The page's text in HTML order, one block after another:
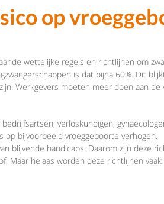
op
wettelijke regels en richtlijnen om
is dat bijna 60%. Dit
Werkgevers moeten meer doen aan de
verloskundigen,
op bijvoorbeeld vroeggeboorte verhogen.
blijvende handicaps. Daarom zijn deze
Maar helaas worden deze richtlijnen